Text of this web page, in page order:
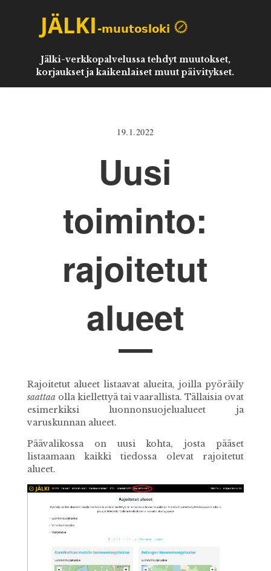
Jälki-verkkopalvelussa tehdyt muutokset,
korjaukset ja kaikenlaiset muut päivitykset.
19.1.2022
Uusi
toiminto:
rajoitetut
alueet
Rajoitetut alueet listaavat alueita, joilla pyöräily
saattaaolla kiellettyä tai vaarallista. Tällaisia ovat
esimerkiksi luonnonsuojelualueet ja
varuskunnan alueet.
Päävalikossa on uusi kohta, josta pääset
listaamaan kaikki tiedossa olevat rajoitetut
alueet.